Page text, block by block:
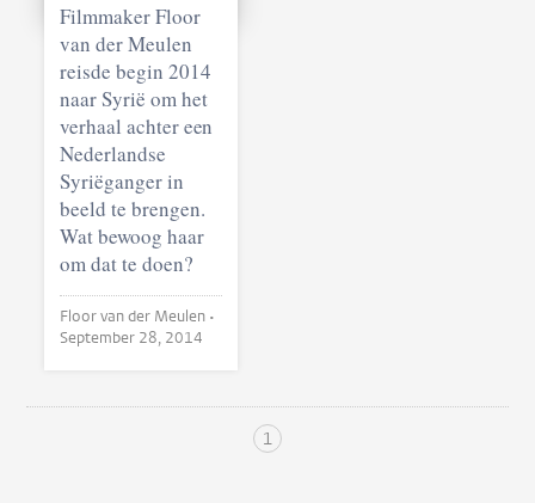
Filmmaker Floor
van der Meulen
reisde begin 2014
naar Syrië om het
verhaal achter een
Nederlandse
Syriëganger in
beeld te brengen.
Wat bewoog haar
om dat te doen?
Floor van der Meulen •
September 28, 2014
1